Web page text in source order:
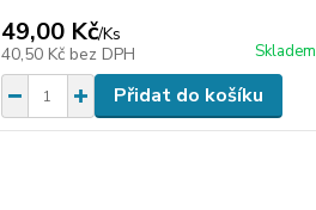
49,00 Kč/Ks
40,50 Kč bez DPH Skladem
Přidat do košíku